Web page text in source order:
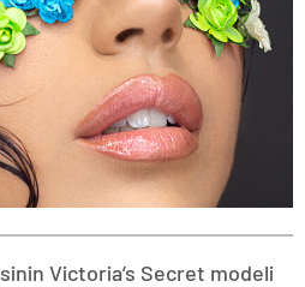
Victoria’s Secret modeli